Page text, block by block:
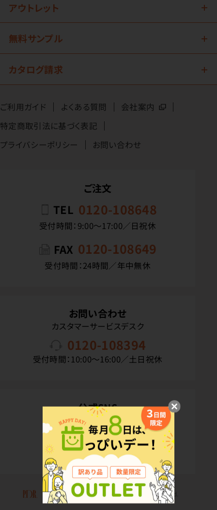
アウトレット
無料サンプル
カタログ請求
ご利用ガイド よくある質問
会社案内
特定商取引法に基づく表記
プライバシーポリシー
お問い合わせ
ご注文
TEL 0120-108648
受付時間：9:00〜17:00／日祝休
FAX 0120-108649
受付時間：24時間／年中無休
お問い合わせ
カスタマーサービスデスク
0120-108394
受付時間：10:00〜16:00／土日祝休
公式SNS
Copyright(C) P.D.R. Co.,Ltd. All Rights Reserved.